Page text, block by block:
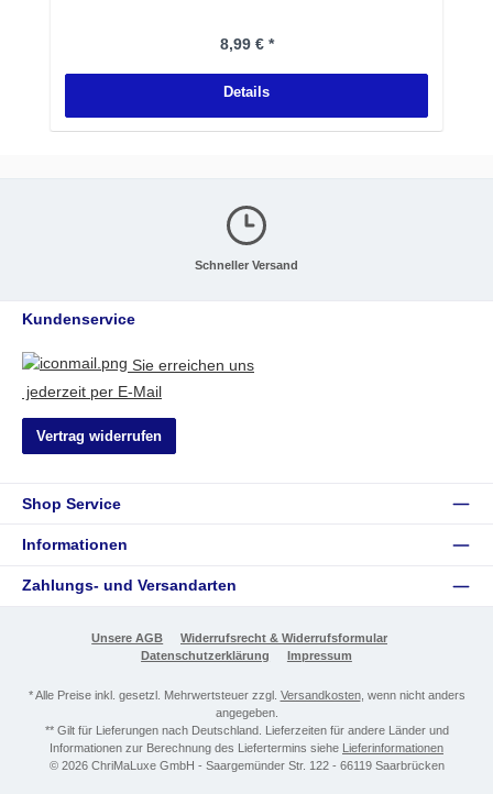
Regulärer Preis:
8,99 € *
Details
Schneller Versand
Kundenservice
Sie erreichen uns
jederzeit per E-Mail
Vertrag widerrufen
Shop Service
Informationen
Zahlungs- und Versandarten
Unsere AGB
Widerrufsrecht & Widerrufsformular
Datenschutzerklärung
Impressum
* Alle Preise inkl. gesetzl. Mehrwertsteuer zzgl. Versandkosten, wenn nicht anders
angegeben.
** Gilt für Lieferungen nach Deutschland. Lieferzeiten für andere Länder und
Informationen zur Berechnung des Liefertermins siehe Lieferinformationen
© 2026 ChriMaLuxe GmbH - Saargemünder Str. 122 - 66119 Saarbrücken